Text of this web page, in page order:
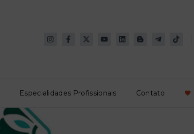
Especialidades Profissionais Contato